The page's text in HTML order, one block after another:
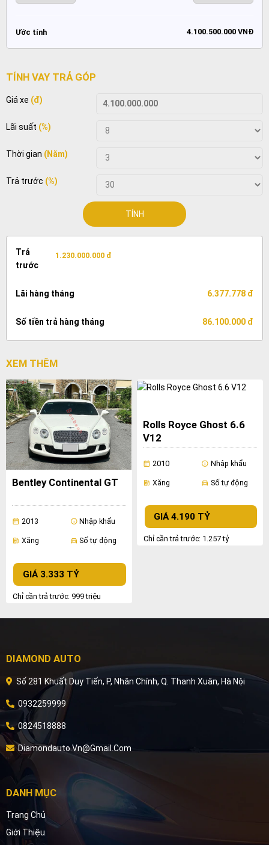
Ước tính 4.100.500.000 VNĐ
TÍNH VAY TRẢ GÓP
Giá xe (đ)
Lãi suất (%)
Thời gian (Năm)
Trả trước (%)
TÍNH
Trả
trước
1.230.000.000 đ
Lãi hàng tháng 6.377.778 đ
Số tiền trả hàng tháng 86.100.000 đ
XEM THÊM
Bentley Continental GT
calendar_month 2013 info Nhập khẩu
ev_station Xăng directions_car Số tự động
GIÁ 3.333 TỶ
Chỉ cần trả trước: 999 triệu
Rolls Royce Ghost 6.6
V12
calendar_month 2010 info Nhập khẩu
ev_station Xăng directions_car Số tự động
GIÁ 4.190 TỶ
Chỉ cần trả trước: 1.257 tỷ
DIAMOND AUTO
Số 281 Khuất Duy Tiến, P, Nhân Chính, Q. Thanh Xuân, Hà Nội
0932259999
0824518888
Diamondauto.vn@gmail.com
DANH MỤC
Trang Chủ
Giới Thiệu